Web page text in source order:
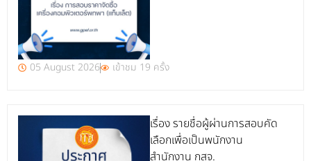
05 August 2026 เข้าชม 19 ครั้ง
เรื่อง รายชื่อผู้ผ่านการสอบคัด
เลือกเพื่อเป็นพนักงาน
สำนักงาน กสจ.